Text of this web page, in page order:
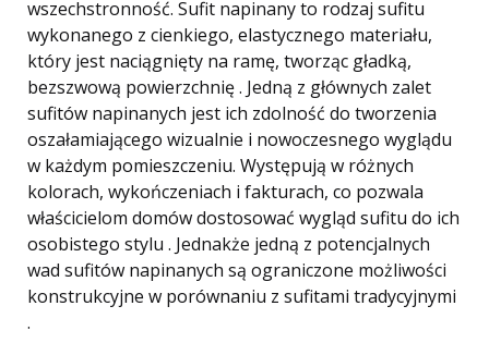
wszechstronność. Sufit napinany to rodzaj sufitu
wykonanego z cienkiego, elastycznego materiału,
który jest naciągnięty na ramę, tworząc gładką,
bezszwową powierzchnię . Jedną z głównych zalet
sufitów napinanych jest ich zdolność do tworzenia
oszałamiającego wizualnie i nowoczesnego wyglądu
w każdym pomieszczeniu. Występują w różnych
kolorach, wykończeniach i fakturach, co pozwala
właścicielom domów dostosować wygląd sufitu do ich
osobistego stylu . Jednakże jedną z potencjalnych
wad sufitów napinanych są ograniczone możliwości
konstrukcyjne w porównaniu z sufitami tradycyjnymi
.